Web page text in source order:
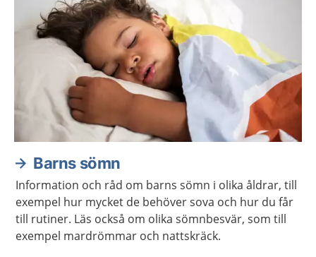
Barns sömn
Information och råd om barns sömn i olika åldrar, till
exempel hur mycket de behöver sova och hur du får
till rutiner. Läs också om olika sömnbesvär, som till
exempel mardrömmar och nattskräck.